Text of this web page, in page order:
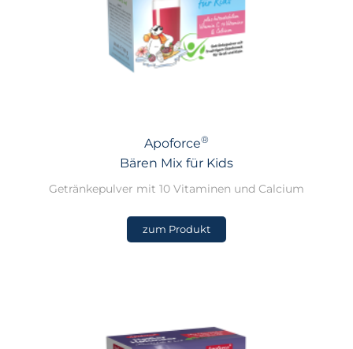
Apoforce®
Bären Mix für Kids
Getränkepulver mit 10 Vitaminen und Calcium
zum Produkt